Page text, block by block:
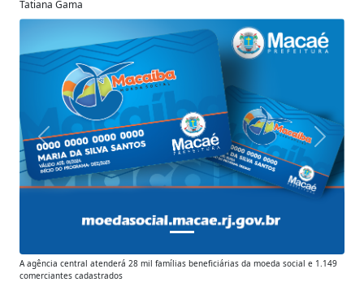
Tatiana Gama
Anterior
A agência central atenderá 28 mil famílias beneficiárias da moeda social e 1.149
comerciantes cadastrados